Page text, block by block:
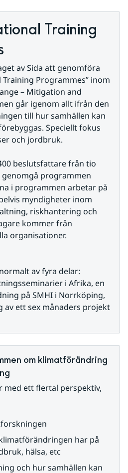
Training
av Sida att genomföra
Programmes” inom
– Mitigation and
går igenom allt ifrån den
till hur samhällen kan
Speciellt fokus
och jordbruk.
beslutsfattare från tio
programmen
i programmen arbetar på
myndigheter inom
riskhantering och
kommer från
organisationer.
av fyra delar:
i Afrika, en
på SMHI i Norrköping,
av ett sex månaders projekt
om klimatförändring
med ett flertal perspektiv,
har på
hälsa, etc
och hur samhällen kan